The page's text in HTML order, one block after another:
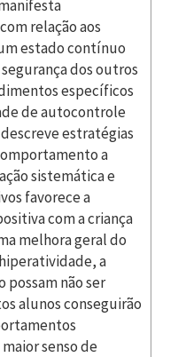
relação aos
estado contínuo
dos outros
específicos
de autocontrole
estratégias
a
sistemática e
favorece a
com a criança
melhora geral do
a
possam não ser
alunos conseguirão
senso de